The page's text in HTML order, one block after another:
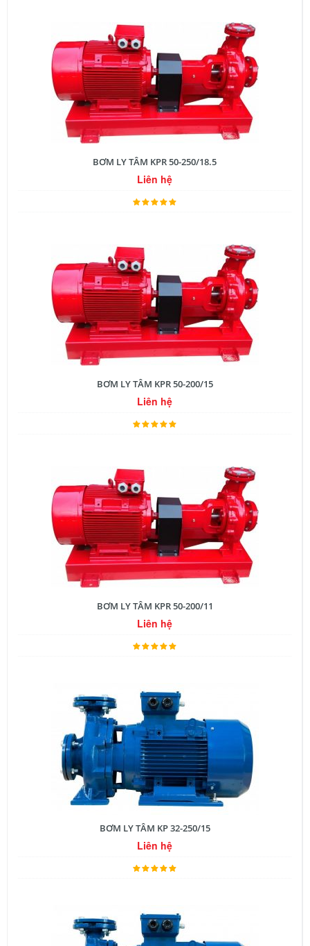
BƠM LY TÂM KPR 50-250/18.5
Liên hệ
BƠM LY TÂM KPR 50-200/15
Liên hệ
BƠM LY TÂM KPR 50-200/11
Liên hệ
BƠM LY TÂM KP 32-250/15
Liên hệ